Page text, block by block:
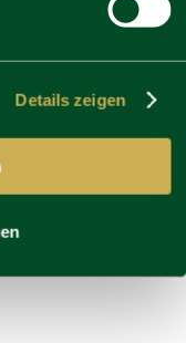
Details zeigen